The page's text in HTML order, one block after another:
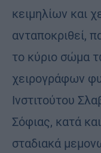
κειμηλίων και
ανταποκριθεί,
το κύριο σώμα
χειρογράφων
Ινστιτούτου
Σόφιας, κατά
σταδιακά